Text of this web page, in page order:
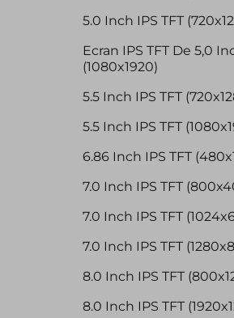
5.0 Inch IPS TFT
Ecran IPS TFT De 5,0
(1080x1920)
5.5 Inch IPS TFT
5.5 Inch IPS TFT
6.86 Inch IPS TFT
7.0 Inch IPS TFT
7.0 Inch IPS TFT
7.0 Inch IPS TFT
8.0 Inch IPS TFT
8.0 Inch IPS TFT